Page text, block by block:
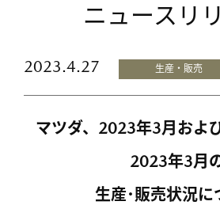
ニュースリ
2023.4.27 生産・販売
マツダ、2023年3月およ
2023年3月
生産･販売状況に